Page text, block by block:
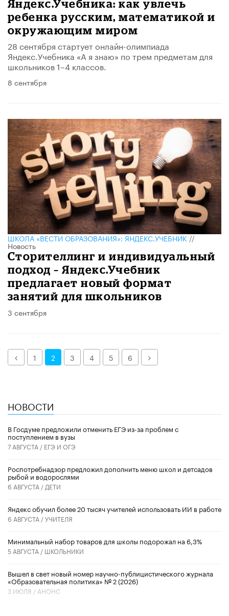
Яндекс.Учебника: как увлечь
ребенка русским, математикой и
окружающим миром
28 сентября стартует онлайн-олимпиада
Яндекс.Учебника «А я знаю» по трем предметам для
школьников 1–4 классов.
8 сентября
ШКОЛА «ВЕСТИ ОБРАЗОВАНИЯ»: ЯНДЕКС.УЧЕБНИК//
Новость
Сторителлинг и индивидуальный
подход – Яндекс.Учебник
предлагает новый формат
занятий для школьников
3 сентября
Назад1 2 3 4 5 6 Далее
НОВОСТИ
В Госдуме предложили отменить ЕГЭ из-за проблем с
поступлением в вузы
7 АВГУСТА / ЕГЭ И ОГЭ
Роспотребнадзор предложил дополнить меню школ и детсадов
рыбой и водорослями
6 АВГУСТА / ДЕТИ
​Яндекс обучил более 20 тысяч учителей использовать ИИ в работе
6 АВГУСТА /УЧИТЕЛЯ
Минимальный набор товаров для школы подорожал на 6,3%
5 АВГУСТА / ШКОЛЬНИКИ
Вышел в свет новый номер научно-публицистического журнала
«Образовательная политика» № 2 (2026)
3 ИЮЛЯ / АНОНС